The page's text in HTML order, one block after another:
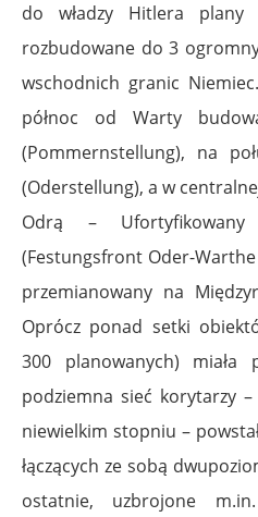
do władzy Hitlera plany
rozbudowane do 3
wschodnich granic
północ od Warty
(Pommernstellung), na
(Oderstellung), a w
Odrą –
(Festungsfront Oder-
przemianowany na
Oprócz ponad setki
300 planowanych) miała
podziemna sieć korytarzy
niewielkim stopniu –
łączących ze sobą
ostatnie, uzbrojone